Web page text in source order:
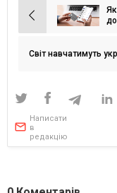
Навігація
записів
Світ навчатимуть
Написати
в
редакцію